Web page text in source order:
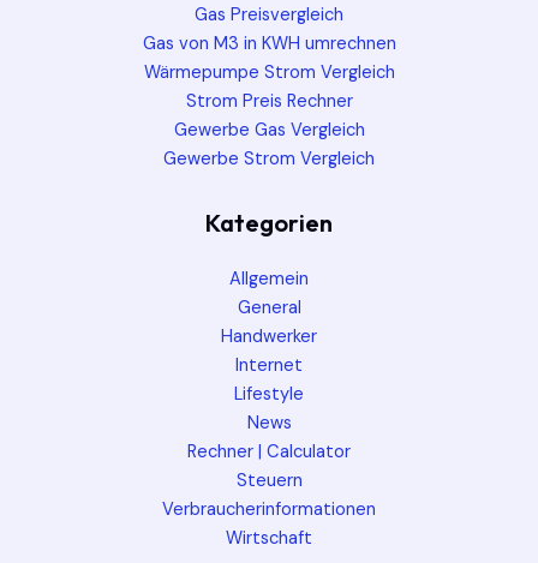
Gas Preisvergleich
Gas von M3 in KWH umrechnen
Wärmepumpe Strom Vergleich
Strom Preis Rechner
Gewerbe Gas Vergleich
Gewerbe Strom Vergleich
Kategorien
Allgemein
General
Handwerker
Internet
Lifestyle
News
Rechner | Calculator
Steuern
Verbraucherinformationen
Wirtschaft